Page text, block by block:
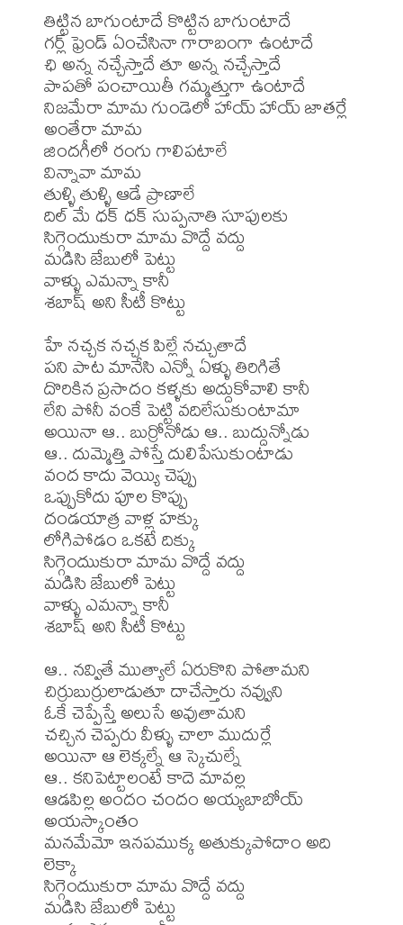
తిట్టిన బాగుంటాదే కొట్టిన బాగుంటాదే
గర్ల్ ఫ్రెండ్ ఏంచేసినా గారాబంగా ఉంటాదే
ఛి అన్న నచ్చేస్తాదే తూ అన్న నచ్చేస్తాదే
పాపతో పంచాయితీ గమ్మత్తుగా ఉంటాదే
నిజమేరా మామ గుండెలో హాయ్ హాయ్ జాతర్లే
అంతేరా మామ
జిందగీలో రంగు గాలిపటాలే
విన్నావా మామ
తుళ్ళి తుళ్ళి ఆడే ప్రాణాలే
దిల్ మే ధక్ ధక్ సుప్పనాతి సూపులకు
సిగ్గెందుుకురా మామ వొద్దే వద్దు
మడిసి జేబులో పెట్టు
వాళ్ళు ఎమన్నా కానీ
శబాష్ అని సీటీ కొట్టు
హే నచ్చక నచ్చక పిల్లే నచ్చుతాదే
పని పాట మానేసి ఎన్నో ఏళ్ళు తిరిగితే
దొరికిన ప్రసాదం కళ్ళకు అద్దుకోవాలి కానీ
లేని పోనీ వంకే పెట్టి వదిలేసుకుంటామా
అయినా ఆ.. బుర్రోనోడు ఆ.. బుద్దున్నోడు
ఆ.. దుమ్మెత్తి పోస్తే దులిపేసుకుంటాడు
వంద కాదు వెయ్యి చెప్పు
ఒప్పుకోదు పూల కొప్పు
దండయాత్ర వాళ్ల హక్కు
లోగిపోడం ఒకటే దిక్కు
సిగ్గెందుుకురా మామ వొద్దే వద్దు
మడిసి జేబులో పెట్టు
వాళ్ళు ఎమన్నా కానీ
శబాష్ అని సీటీ కొట్టు
ఆ.. నవ్వితే ముత్యాలే ఏరుకొని పోతామని
చిర్రుబుర్రులాడుతూ దాచేస్తారు నవ్వుని
ఓకే చెప్పేస్తే అలుసే అవుతామని
చచ్చిన చెప్పరు వీళ్ళు చాలా ముదుర్లే
అయినా ఆ లెక్కల్నే ఆ స్కెచుల్నే
ఆ.. కనిపెట్టాలంటే కాదె మావల్ల
ఆడపిల్ల అందం చందం అయ్యబాబోయ్
అయస్కాంతం
మనమేమో ఇనపముక్క అతుక్కుపోదాం అది
లెక్కా
సిగ్గెందుుకురా మామ వొద్దే వద్దు
మడిసి జేబులో పెట్టు